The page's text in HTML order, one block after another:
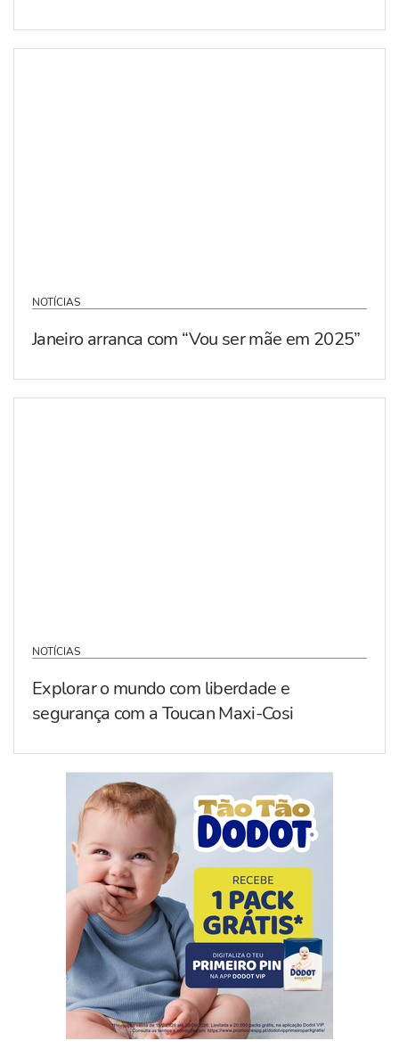
NOTÍCIAS
Janeiro arranca com “Vou ser mãe em 2025”
NOTÍCIAS
Explorar o mundo com liberdade e
segurança com a Toucan Maxi-Cosi